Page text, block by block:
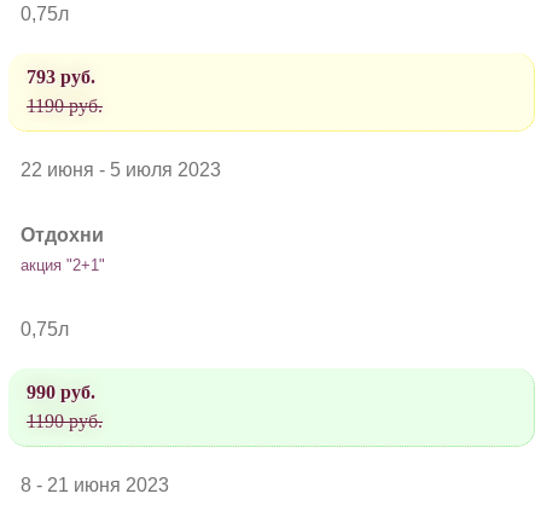
0,75л
793 руб.
1190 руб.
22 июня - 5 июля 2023
Отдохни
акция "2+1"
0,75л
990 руб.
1190 руб.
8 - 21 июня 2023